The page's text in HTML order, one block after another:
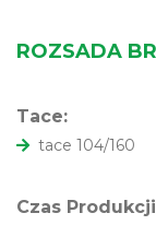
ROZSADA
Tace:
tace 104/160
Czas